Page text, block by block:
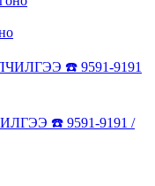
☎️ 9591-9191 /